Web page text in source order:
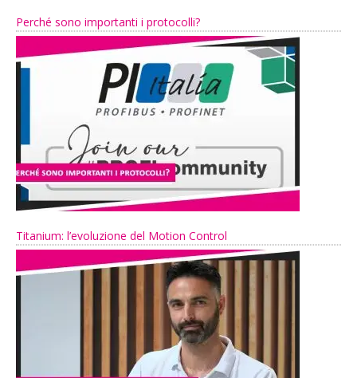
Perché sono importanti i protocolli?
Titanium: l’evoluzione del Motion Control